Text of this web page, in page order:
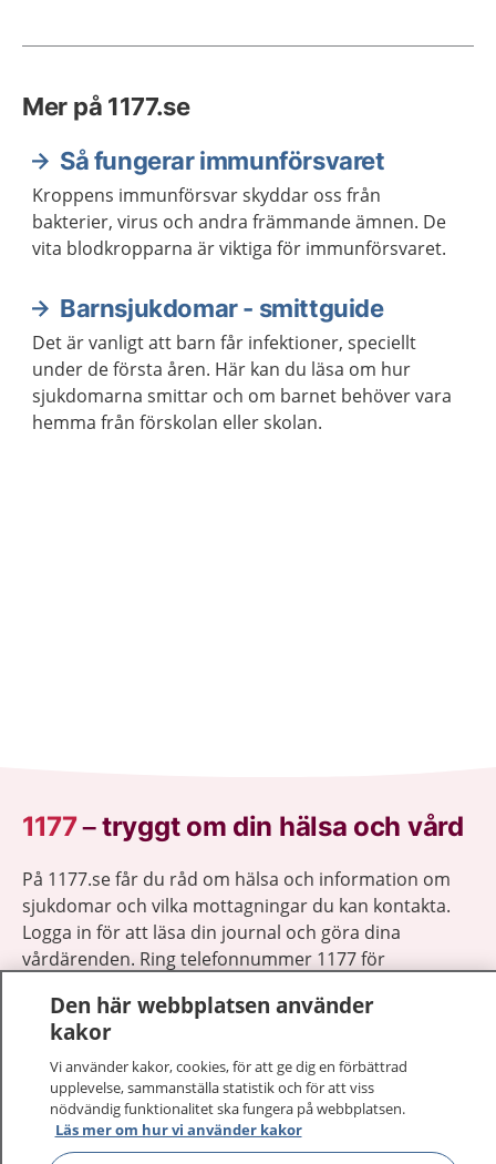
Mer på 1177.se
Så fungerar immunförsvaret
Kroppens immunförsvar skyddar oss från
bakterier, virus och andra främmande ämnen. De
vita blodkropparna är viktiga för immunförsvaret.
Barnsjukdomar - smittguide
Det är vanligt att barn får infektioner, speciellt
under de första åren. Här kan du läsa om hur
sjukdomarna smittar och om barnet behöver vara
hemma från förskolan eller skolan.
1177–tryggt om din hälsa och vård
På 1177.se får du råd om hälsa och information om
sjukdomar och vilka mottagningar du kan kontakta.
Logga in för att läsa din journal och göra dina
vårdärenden. Ring telefonnummer 1177 för
1177 ger dig råd när du vill må bättre.
Visa
Den här webbplatsen använder
kakor
Vi använder kakor, cookies, för att ge dig en förbättrad
upplevelse, sammanställa statistik och för att viss
nödvändig funktionalitet ska fungera på webbplatsen.
Läs mer om hur vi använder kakor